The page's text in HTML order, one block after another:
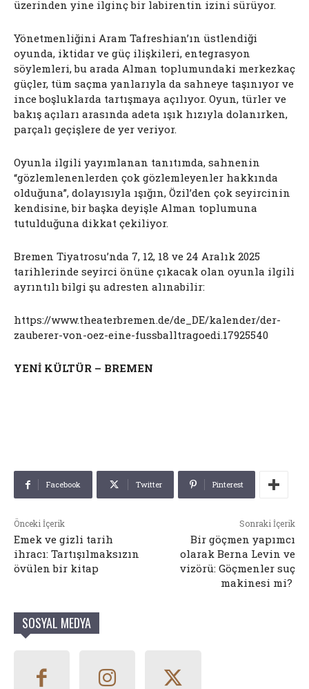
üzerinden yine ilginç bir labirentin izini sürüyor.
Yönetmenliğini Aram Tafreshian’ın üstlendiği
oyunda, iktidar ve güç ilişkileri, entegrasyon
söylemleri, bu arada Alman toplumundaki merkezkaç
güçler, tüm saçma yanlarıyla da sahneye taşınıyor ve
ince boşluklarda tartışmaya açılıyor. Oyun, türler ve
bakış açıları arasında adeta ışık hızıyla dolanırken,
parçalı geçişlere de yer veriyor.
Oyunla ilgili yayımlanan tanıtımda, sahnenin
“gözlemlenenlerden çok gözlemleyenler hakkında
olduğuna”, dolayısıyla ışığın, Özil’den çok seyircinin
kendisine, bir başka deyişle Alman toplumuna
tutulduğuna dikkat çekiliyor.
Bremen Tiyatrosu’nda 7, 12, 18 ve 24 Aralık 2025
tarihlerinde seyirci önüne çıkacak olan oyunla ilgili
ayrıntılı bilgi şu adresten alınabilir:
https://www.theaterbremen.de/de_DE/kalender/der-
zauberer-von-oez-eine-fussballtragoedi.17925540
YENİ KÜLTÜR – BREMEN
Facebook Twitter Pinterest
Önceki İçerik
Emek ve gizli tarih
ihracı: Tartışılmaksızın
övülen bir kitap
Sonraki İçerik
Bir göçmen yapımcı
olarak Berna Levin ve
vizörü: Göçmenler suç
makinesi mi?
SOSYAL MEDYA